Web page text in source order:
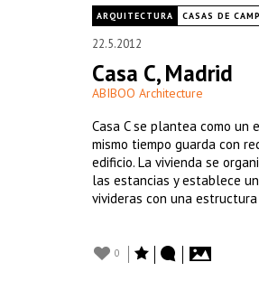
ARQUITECTURA CASAS DE
22.5.2012
Casa C, Madrid
ABIBOO Architecture
Casa C se plantea como
mismo tiempo guarda con
edificio. La vivienda se
las estancias y establece
vivideras con una
0